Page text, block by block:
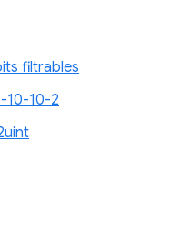
filtrables
10-10-2